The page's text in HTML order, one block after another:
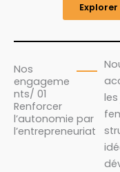
Nos
engageme
nts/ 01
Renforcer
l’autonomie par
l’entrepreneuriat